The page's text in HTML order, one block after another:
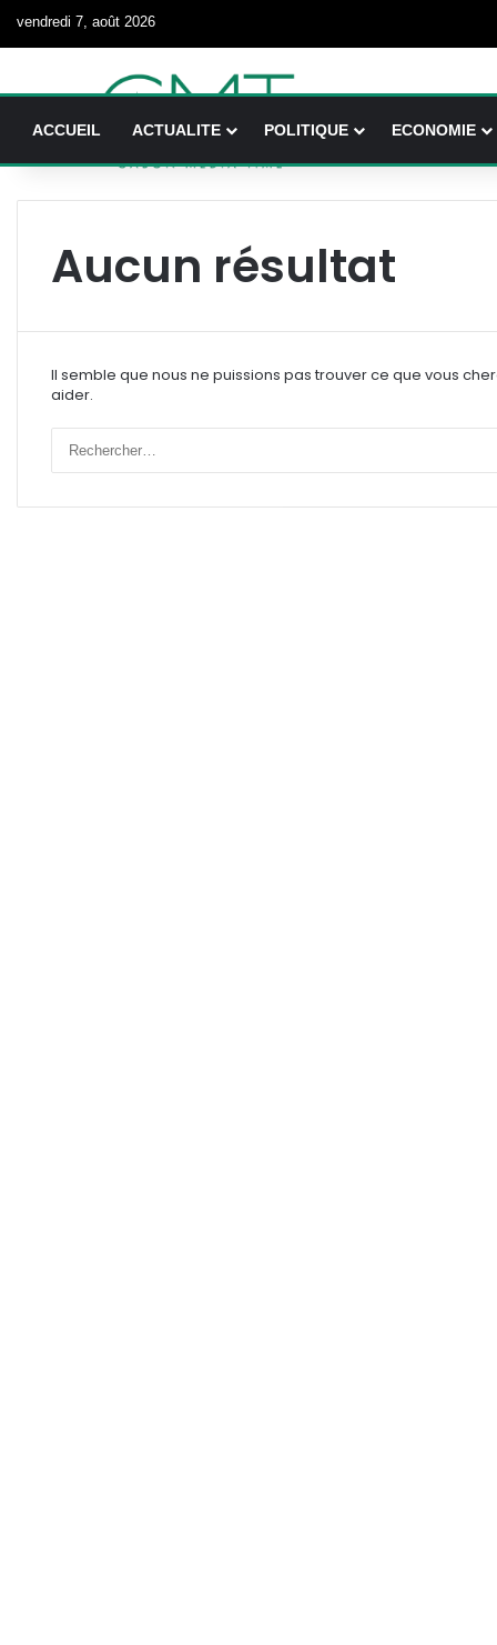
vendredi 7, août 2026
ACCUEIL ACTUALITE POLITIQUE ECONOMIE
Aucun résultat
Il semble que nous ne puissions pas trouver ce que vous
aider.